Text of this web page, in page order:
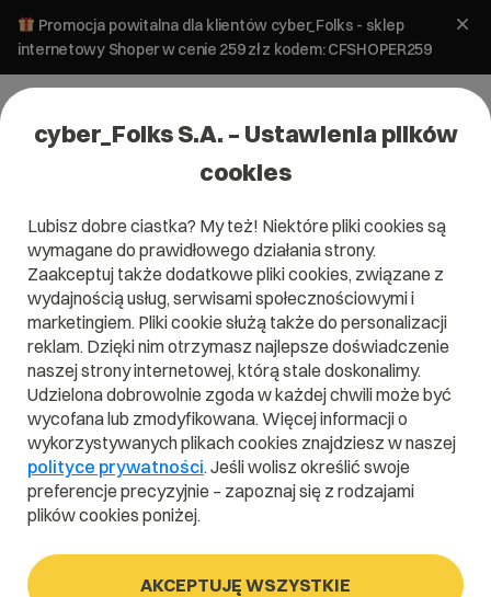
Promocja powitalna dla klientów cyber_Folks - sklep
internetowy Shoper w cenie 259 zł z kodem: CFSHOPER259
Domena .supply
Prosto ze świeżej dostawy
.supply
Szukaj
cyber_Folks S.A. – Ustawienia plików
cookies
Lubisz dobre ciastka? My też! Niektóre pliki cookies są
wymagane do prawidłowego działania strony.
Zaakceptuj także dodatkowe pliki cookies, związane z
wydajnością usług, serwisami społecznościowymi i
marketingiem. Pliki cookie służą także do personalizacji
reklam. Dzięki nim otrzymasz najlepsze doświadczenie
naszej strony internetowej, którą stale doskonalimy.
Udzielona dobrowolnie zgoda w każdej chwili może być
wycofana lub zmodyfikowana. Więcej informacji o
wykorzystywanych plikach cookies znajdziesz w naszej
polityce prywatności. Jeśli wolisz określić swoje
preferencje precyzyjnie – zapoznaj się z rodzajami
plików cookies poniżej.
AKCEPTUJĘ WSZYSTKIE